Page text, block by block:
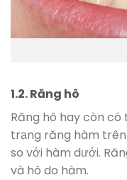
1.2. Răng hô
Răng hô hay còn có
trạng răng hàm
so với hàm dưới.
và hô do hàm.